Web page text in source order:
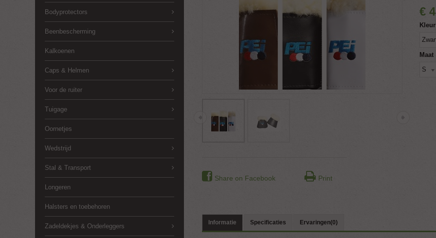
Bodyprotectors
Beenbescherming
Kalkoenen
Caps & Helmen
Voor de ruiter
Tuigage
Oornetjes
Wedstrijd
Stal & Transport
Longeren
Halsters en toebehoren
Zadeldekjes & Onderleggers
Share on Facebook Print
€
Kleur
Maat
S
Informatie Specificaties Ervaringen(0)